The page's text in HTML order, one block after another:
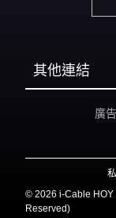
其他連結
廣
© 2026 i-Cable
Reserved)